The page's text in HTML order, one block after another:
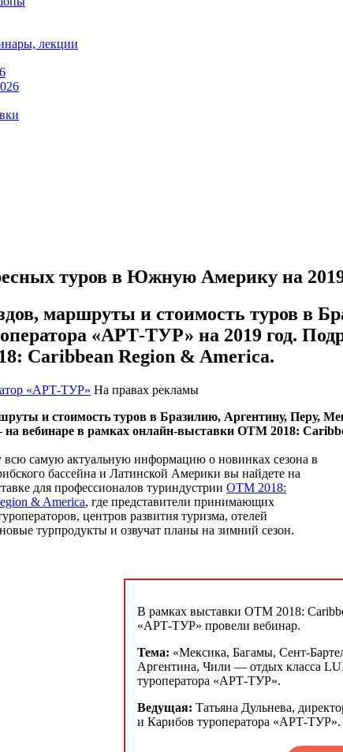
лекции
туров в Южную Америку на
маршруты и стоимость туров в
«АРТ-ТУР» на 2019 год.
Caribbean Region & America.
«АРТ-ТУР» На правах рекламы
и стоимость туров в Бразилию, Аргентину, Перу,
вебинаре в рамках онлайн-выставки OTM 2018:
всю самую актуальную информацию о новинках сезона в
бассейна и Латинской Америки вы найдете на
для профессионалов туриндустрии OTM 2018:
& America, где представители принимающих
центров развития туризма, отелей
турпродукты и озвучат планы на зимний сезон.
В рамках выставки ОТМ 2018:
«АРТ-ТУР» провели вебинар.
Тема: «Мексика, Багамы, Сент-
Аргентина, Чили — отдых класса
туроператора «АРТ-ТУР».
Ведущая: Татьяна Дульнева,
и Карибов туроператора «АРТ-ТУР».